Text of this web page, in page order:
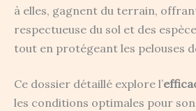
à elles, gagnent du terrain,
respectueuse du sol et des
tout en protégeant les pelouses
Ce dossier détaillé explore l’
les conditions optimales pour